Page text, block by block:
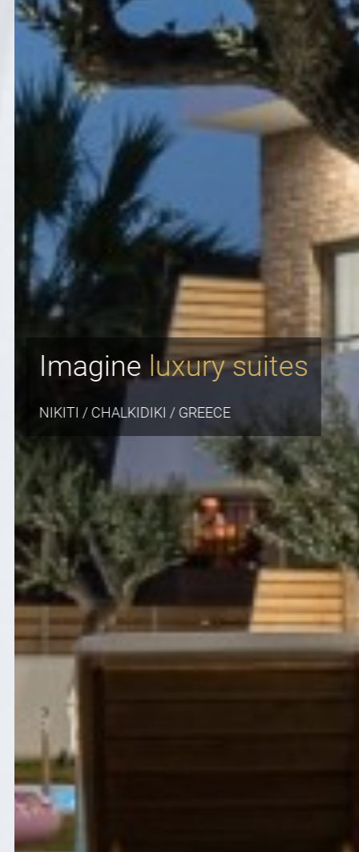
Imagineluxury suites
NIKITI / CHALKIDIKI / GREECE